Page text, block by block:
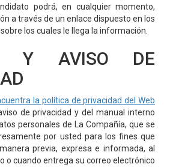
podrá, en cualquier momento,
a través de un enlace dispuesto en los
los cuales le llega la información.
Y AVISO DE
la política de privacidad del Web
de privacidad y del manual interno
personales de La Compañía, que se
por usted para los fines que
previa, expresa e informada, al
o cuando entrega su correo electrónico